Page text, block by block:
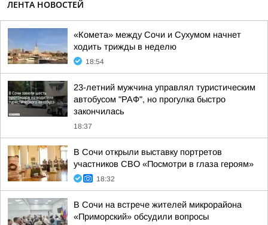
ЛЕНТА НОВОСТЕЙ
«Комета» между Сочи и Сухумом начнет
ходить трижды в неделю
18:54
23-летний мужчина управлял туристическим
автобусом "РАФ", но прогулка быстро
закончилась
18:37
В Сочи открыли выставку портретов
участников СВО «Посмотри в глаза героям»
18:32
В Сочи на встрече жителей микрорайона
«Приморский» обсудили вопросы